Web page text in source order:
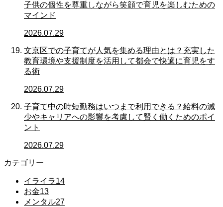
子供の個性を尊重しながら笑顔で育児を楽しむための
マインド
2026.07.29
文京区での子育てが人気を集める理由とは？充実した
教育環境や支援制度を活用して都会で快適に育児をす
る術
2026.07.29
子育て中の時短勤務はいつまで利用できる？給料の減
少やキャリアへの影響を考慮して賢く働くためのポイ
ント
2026.07.29
カテゴリー
イライラ14
お金13
メンタル27